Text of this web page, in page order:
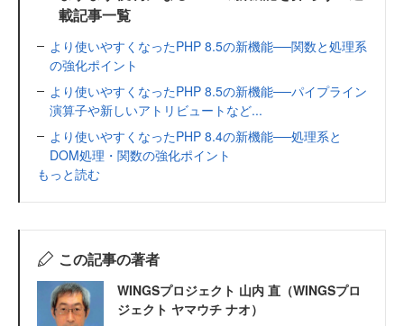
載記事一覧
より使いやすくなったPHP 8.5の新機能──関数と処理系
の強化ポイント
より使いやすくなったPHP 8.5の新機能──パイプライン
演算子や新しいアトリビュートなど...
より使いやすくなったPHP 8.4の新機能──処理系と
DOM処理・関数の強化ポイント
もっと読む
この記事の著者
WINGSプロジェクト 山内 直（WINGSプロ
ジェクト ヤマウチ ナオ）